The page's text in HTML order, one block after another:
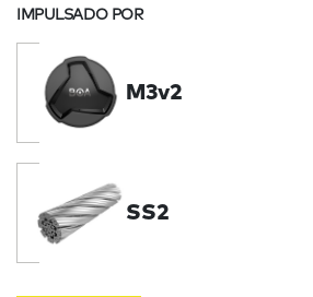
IMPULSADO POR
M3v2
SS2